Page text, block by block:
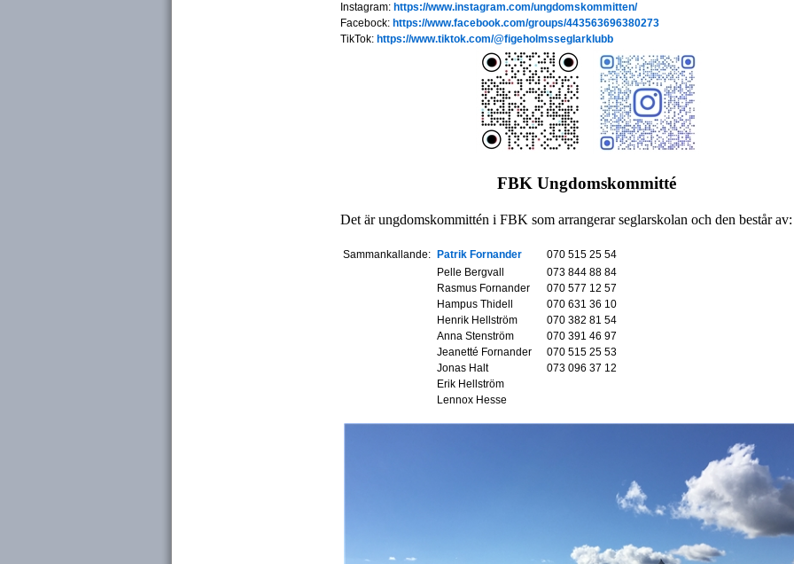
Instagram: https://www.instagram.com/ungdomskommitten/
Facebock: https://www.facebook.com/groups/443563696380273
TikTok: https://www.tiktok.com/@figeholmsseglarklubb
FBK Ungdomskommitté
Det är ungdomskommittén i FBK som arrangerar seglarskolan och den består av:
Sammankallande: Patrik Fornander
070 515 25 54
Pelle Bergvall
073 844 88 84
Rasmus Fornander
070 577 12 57
Hampus Thidell
070 631 36 10
Henrik Hellström
070 382 81 54
Anna Stenström
070 391 46 97
Jeanetté Fornander
070 515 25 53
Jonas Halt
073 096 37 12
Erik Hellström
Lennox Hesse